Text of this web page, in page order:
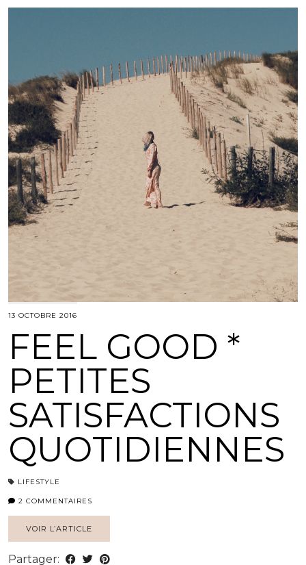
13 OCTOBRE 2016
FEEL GOOD *
PETITES
SATISFACTIONS
QUOTIDIENNES
LIFESTYLE
2 COMMENTAIRES
VOIR L’ARTICLE
Partager: